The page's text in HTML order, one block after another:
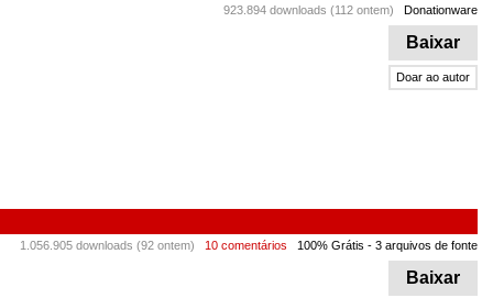
923.894 downloads (112 ontem) Donationware
Baixar
Doar ao autor
1.056.905 downloads (92 ontem) 10 comentários 100% Grátis - 3 arquivos de fonte
Baixar